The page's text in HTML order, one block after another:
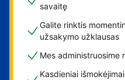
savaitę
Galite rinktis
užsakymo užklausas
Mes administruosime
Kasdieniai